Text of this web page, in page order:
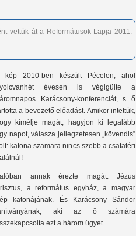
vettük át a Reformátusok Lapja 2011.
kép 2010-ben készült Pécelen, ahol
évesen is végigülte a
Karácsony-konferenciát, s ő
a bevezető előadást. Amikor intettük,
kímélje magát, hagyjon ki legalább
napot, válasza jellegzetesen „kövendis”
katona szamara nincs szebb a csatatéri
annak érezte magát: Jézus
a református egyház, a magyar
katonájának. És Karácsony Sándor
aki az ő számára
ezt a három ügyet.